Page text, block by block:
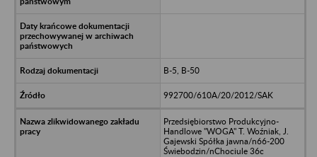
B-5, B-50
992700/610A/20/2012/SAK
Przedsiębiorstwo Produkcyjno-
Handlowe "WOGA" T. Woźniak, J.
Gajewski Spółka jawna/n66-200
Świebodzin/nChociule 36c